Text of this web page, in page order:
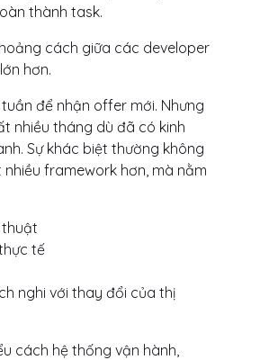
thành task.
cách giữa các developer
hơn.
để nhận offer mới. Nhưng
nhiều tháng dù đã có kinh
Sự khác biệt thường không
nhiều framework hơn, mà nằm
thuật
tế
nghi với thay đổi của thị
cách hệ thống vận hành,